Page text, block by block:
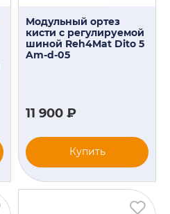
Модульный ортез
кисти с регулируемой
шиной Reh4Mat Dito 5
Am-d-05
11 900 ₽
Купить